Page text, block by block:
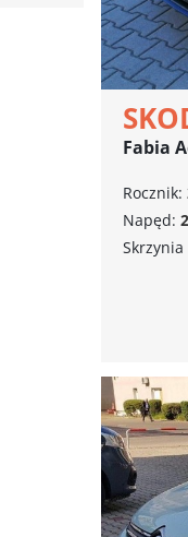
Fabia
Rocznik:
Napęd: